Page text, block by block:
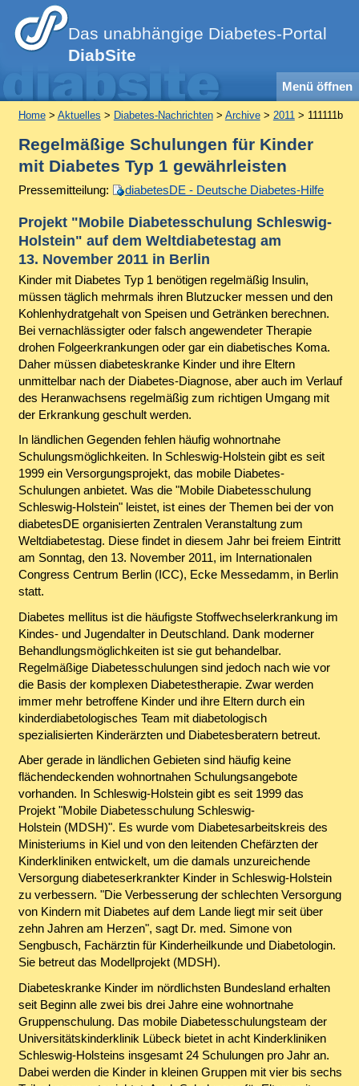
Das unabhängige Diabetes-Portal
DiabSite
Menü öffnen
Home> Aktuelles > Diabetes-Nachrichten> Archive> 2011 > 111111b
Regelmäßige Schulungen für Kinder
mit Diabetes Typ 1 gewährleisten
Pressemitteilung: diabetesDE - Deutsche Diabetes-Hilfe
Projekt "Mobile Diabetesschulung Schleswig-
Holstein" auf dem Weltdiabetestag am
13. November 2011 in Berlin
Kinder mit Diabetes Typ 1 benötigen regelmäßig Insulin,
müssen täglich mehrmals ihren Blutzucker messen und den
Kohlenhydratgehalt von Speisen und Getränken berechnen.
Bei vernachlässigter oder falsch angewendeter Therapie
drohen Folgeerkrankungen oder gar ein diabetisches Koma.
Daher müssen diabeteskranke Kinder und ihre Eltern
unmittelbar nach der Diabetes-Diagnose, aber auch im Verlauf
des Heranwachsens regelmäßig zum richtigen Umgang mit
der Erkrankung geschult werden.
In ländlichen Gegenden fehlen häufig wohnortnahe
Schulungsmöglichkeiten. In Schleswig-Holstein gibt es seit
1999 ein Versorgungsprojekt, das mobile Diabetes-
Schulungen anbietet. Was die "Mobile Diabetesschulung
Schleswig-Holstein" leistet, ist eines der Themen bei der von
diabetesDE organisierten Zentralen Veranstaltung zum
Weltdiabetestag. Diese findet in diesem Jahr bei freiem Eintritt
am Sonntag, den 13. November 2011, im Internationalen
Congress Centrum Berlin (ICC), Ecke Messedamm, in Berlin
statt.
Diabetes mellitus ist die häufigste Stoffwechselerkrankung im
Kindes- und Jugendalter in Deutschland. Dank moderner
Behandlungsmöglichkeiten ist sie gut behandelbar.
Regelmäßige Diabetesschulungen sind jedoch nach wie vor
die Basis der komplexen Diabetestherapie. Zwar werden
immer mehr betroffene Kinder und ihre Eltern durch ein
kinderdiabetologisches Team mit diabetologisch
spezialisierten Kinderärzten und Diabetesberatern betreut.
Aber gerade in ländlichen Gebieten sind häufig keine
flächendeckenden wohnortnahen Schulungsangebote
vorhanden. In Schleswig-Holstein gibt es seit 1999 das
Projekt "Mobile Diabetesschulung Schleswig-
Holstein (MDSH)". Es wurde vom Diabetesarbeitskreis des
Ministeriums in Kiel und von den leitenden Chefärzten der
Kinderkliniken entwickelt, um die damals unzureichende
Versorgung diabeteserkrankter Kinder in Schleswig-Holstein
zu verbessern. "Die Verbesserung der schlechten Versorgung
von Kindern mit Diabetes auf dem Lande liegt mir seit über
zehn Jahren am Herzen", sagt Dr. med. Simone von
Sengbusch, Fachärztin für Kinderheilkunde und Diabetologin.
Sie betreut das Modellprojekt (MDSH).
Diabeteskranke Kinder im nördlichsten Bundesland erhalten
seit Beginn alle zwei bis drei Jahre eine wohnortnahe
Gruppenschulung. Das mobile Diabetesschulungsteam der
Universitätskinderklinik Lübeck bietet in acht Kinderkliniken
Schleswig-Holsteins insgesamt 24 Schulungen pro Jahr an.
Dabei werden die Kinder in kleinen Gruppen mit vier bis sechs